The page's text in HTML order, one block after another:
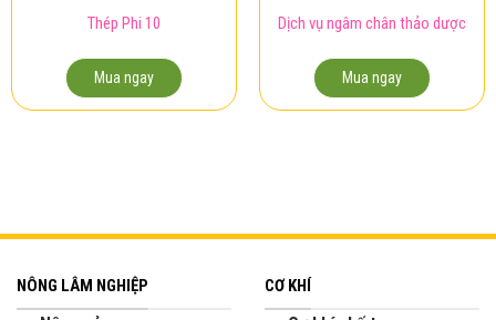
Thép Phi 10
Mua ngay
Dịch vụ ngâm chân thảo dược
Mua ngay
NÔNG LÂM NGHIỆP